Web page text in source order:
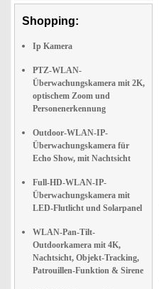
Shopping:
Ip Kamera
PTZ-WLAN-
Überwachungskamera mit 2K,
optischem Zoom und
Personenerkennung
Outdoor-WLAN-IP-
Überwachungskamera für
Echo Show, mit Nachtsicht
Full-HD-WLAN-IP-
Überwachungskamera mit
LED-Flutlicht und Solarpanel
WLAN-Pan-Tilt-
Outdoorkamera mit 4K,
Nachtsicht, Objekt-Tracking,
Patrouillen-Funktion & Sirene